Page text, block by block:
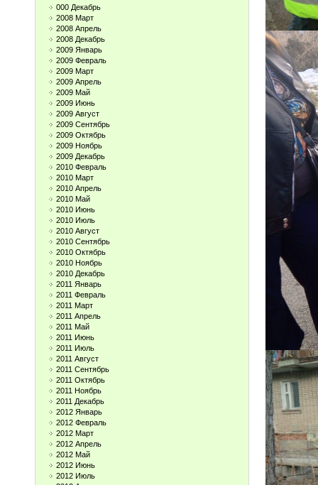
000 Декабрь
2008 Март
2008 Апрель
2008 Декабрь
2009 Январь
2009 Февраль
2009 Март
2009 Апрель
2009 Май
2009 Июнь
2009 Август
2009 Сентябрь
2009 Октябрь
2009 Ноябрь
2009 Декабрь
2010 Февраль
2010 Март
2010 Апрель
2010 Май
2010 Июнь
2010 Июль
2010 Август
2010 Сентябрь
2010 Октябрь
2010 Ноябрь
2010 Декабрь
2011 Январь
2011 Февраль
2011 Март
2011 Апрель
2011 Май
2011 Июнь
2011 Июль
2011 Август
2011 Сентябрь
2011 Октябрь
2011 Ноябрь
2011 Декабрь
2012 Январь
2012 Февраль
2012 Март
2012 Апрель
2012 Май
2012 Июнь
2012 Июль